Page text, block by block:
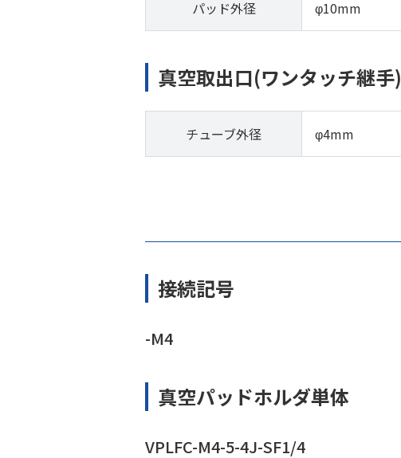
パッド外径 φ10mm
真空取出口(ワンタッチ継手)
チューブ外径 φ4mm
接続記号
-M4
真空パッドホルダ単体
VPLFC-M4-5-4J-SF1/4